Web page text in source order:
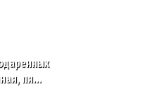
пя…